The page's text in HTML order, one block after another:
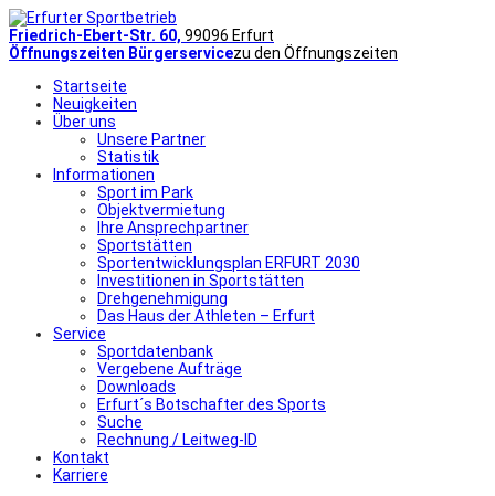
Friedrich-Ebert-Str. 60, 99096 Erfurt
Öffnungszeiten Bürgerservicezu den Öffnungszeiten
Startseite
Neuigkeiten
Über uns
Unsere Partner
Statistik
Informationen
Sport im Park
Objektvermietung
Ihre Ansprechpartner
Sportstätten
Sportentwicklungsplan ERFURT 2030
Investitionen in Sportstätten
Drehgenehmigung
Das Haus der Athleten – Erfurt
Service
Sportdatenbank
Vergebene Aufträge
Downloads
Erfurt´s Botschafter des Sports
Suche
Rechnung / Leitweg-ID
Kontakt
Karriere